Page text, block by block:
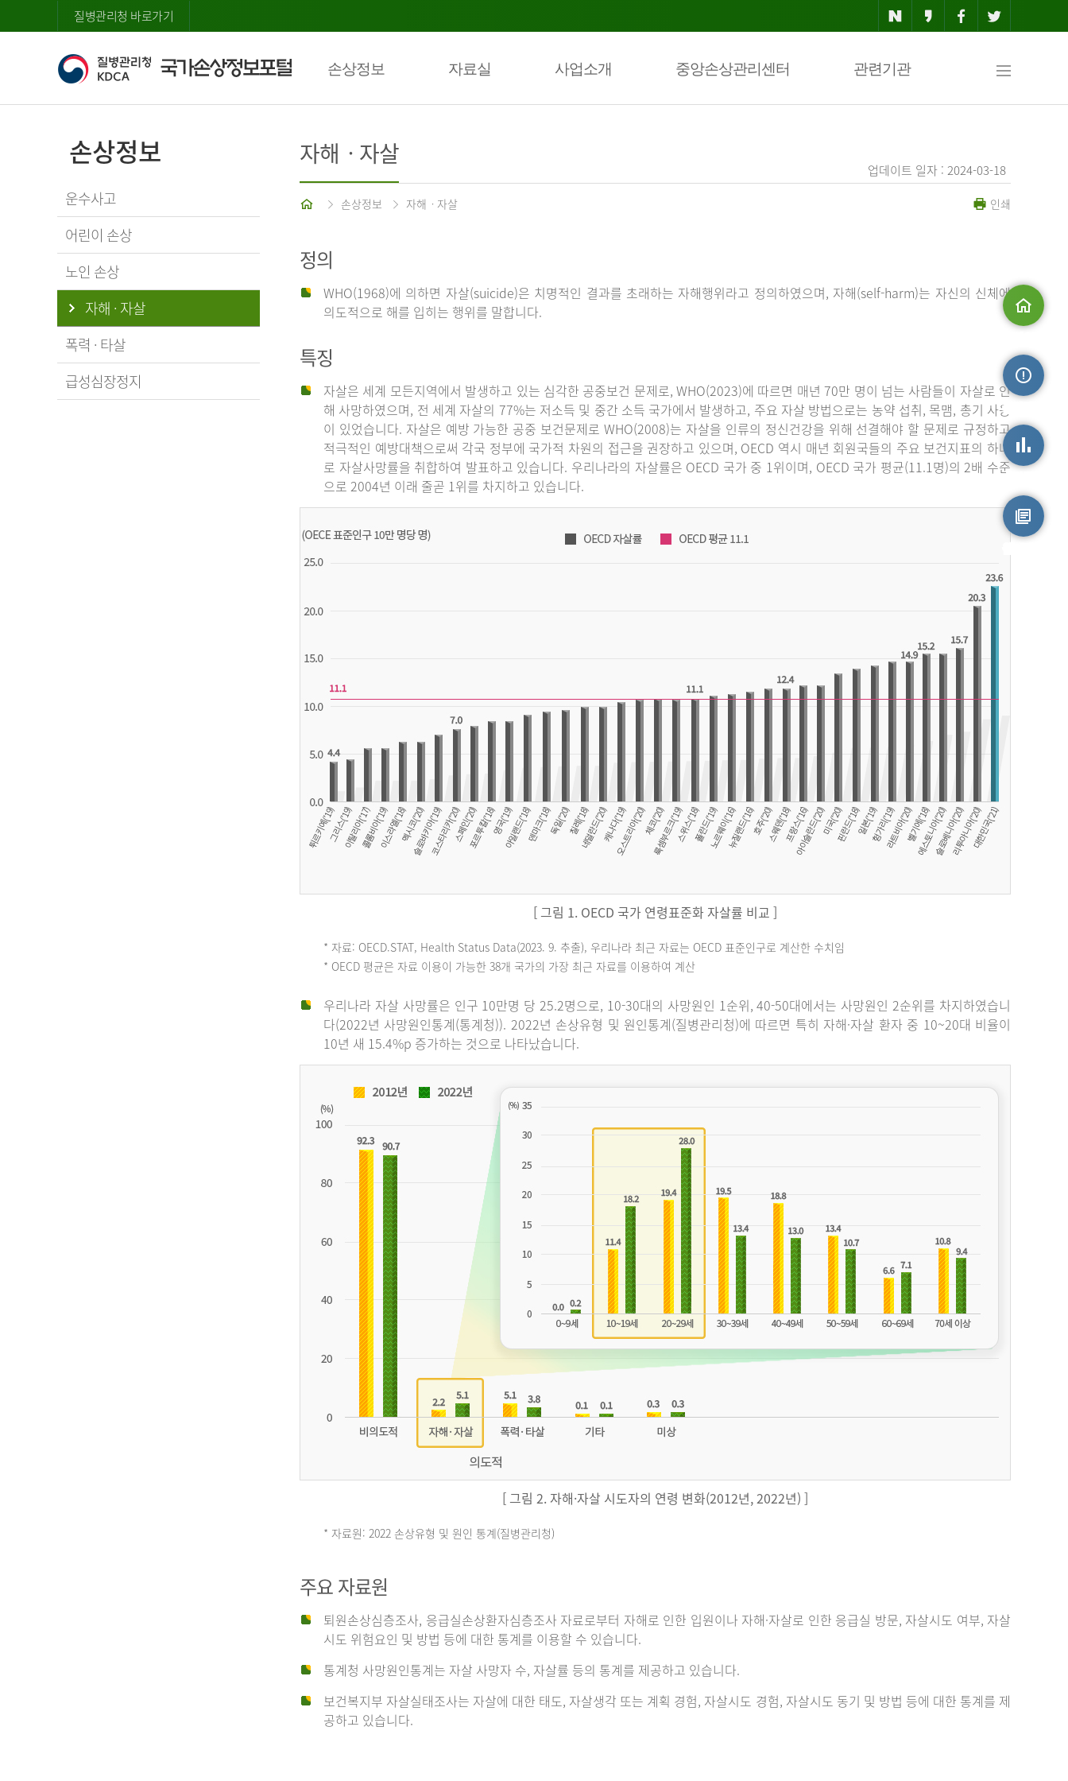
질병관리청 바로가기
손상정보 자료실 사업소개 중앙손상관리센터 관련기관
맵
손상정보
운수사고
어린이 손상
노인 손상
자해 · 자살
폭력 · 타살
급성심장정지
업데이트 일자 : 2024-03-18
자해ㆍ자살
홈 손상정보 자해ㆍ자살 인쇄
정의
WHO(1968)에 의하면 자살(suicide)은 치명적인 결과를 초래하는 자해행위라고 정의하였으며, 자해(self-harm)는 자신의 신체에
의도적으로 해를 입히는 행위를 말합니다.
특징
자살은 세계 모든지역에서 발생하고 있는 심각한 공중보건 문제로, WHO(2023)에 따르면 매년 70만 명이 넘는 사람들이 자살로 인
해 사망하였으며, 전 세계 자살의 77%는 저소득 및 중간 소득 국가에서 발생하고, 주요 자살 방법으로는 농약 섭취, 목맴, 총기 사용
이 있었습니다. 자살은 예방 가능한 공중 보건문제로 WHO(2008)는 자살을 인류의 정신건강을 위해 선결해야 할 문제로 규정하고
적극적인 예방대책으로써 각국 정부에 국가적 차원의 접근을 권장하고 있으며, OECD 역시 매년 회원국들의 주요 보건지표의 하나
로 자살사망률을 취합하여 발표하고 있습니다. 우리나라의 자살률은 OECD 국가 중 1위이며, OECD 국가 평균(11.1명)의 2배 수준
으로 2004년 이래 줄곧 1위를 차지하고 있습니다.
튀
('19)
('19)
4.6
이
[ 그림 1. OECD 국가 연령표준화 자살률 비교 ]
* 자료: OECD.STAT, Health Status Data(2023. 9. 추출), 우리나라 최근 자료는 OECD 표준인구로 계산한 수치임
* OECD 평균은 자료 이용이 가능한 38개 국가의 가장 최근 자료를 이용하여 계산
우리나라 자살 사망률은 인구 10만명 당 25.2명으로, 10-30대의 사망원인 1순위, 40-50대에서는 사망원인 2순위를 차지하였습니
다(2022년 사망원인통계(통계청)). 2022년 손상유형 및 원인통계(질병관리청)에 따르면 특히 자해·자살 환자 중 10~20대 비율이
10년 새 15.4%p 증가하는 것으로 나타났습니다.
[ 그림 2. 자해·자살 시도자의 연령 변화(2012년, 2022년) ]
상
유
* 자료원: 2022 손상유형 및 원인 통계(질병관리청)
주요 자료원
퇴원손상심층조사, 응급실손상환자심층조사 자료로부터 자해로 인한 입원이나 자해·자살로 인한 응급실 방문, 자살시도 여부, 자살
시도 위험요인 및 방법 등에 대한 통계를 이용할 수 있습니다.
통계청 사망원인통계는 자살 사망자 수, 자살률 등의 통계를 제공하고 있습니다.
보건복지부 자살실태조사는 자살에 대한 태도, 자살생각 또는 계획 경험, 자살시도 경험, 자살시도 동기 및 방법 등에 대한 통계를 제
공하고 있습니다.
손상정보
손상통계
원시자료